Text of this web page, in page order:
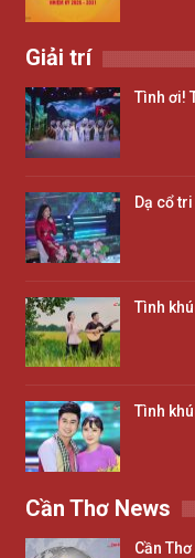
Giải trí
Tình ơi!
Dạ cổ
Tình
Tình
Cần Thơ News
Cần